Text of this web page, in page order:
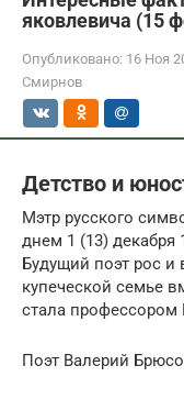
яковлевича (15
Опубликовано: 16 Ноя
Смирнов
Детство и
Мэтр русского
днем 1 (13) декабря
Будущий поэт рос
купеческой семье
стала профессором
Поэт Валерий